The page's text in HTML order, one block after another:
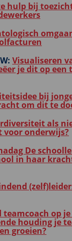
hulp bij
Visualiseren
je dit op een
bij
om dit te
als
onderwijs?
De
in haar
teamcoach op
houding je
groeien?